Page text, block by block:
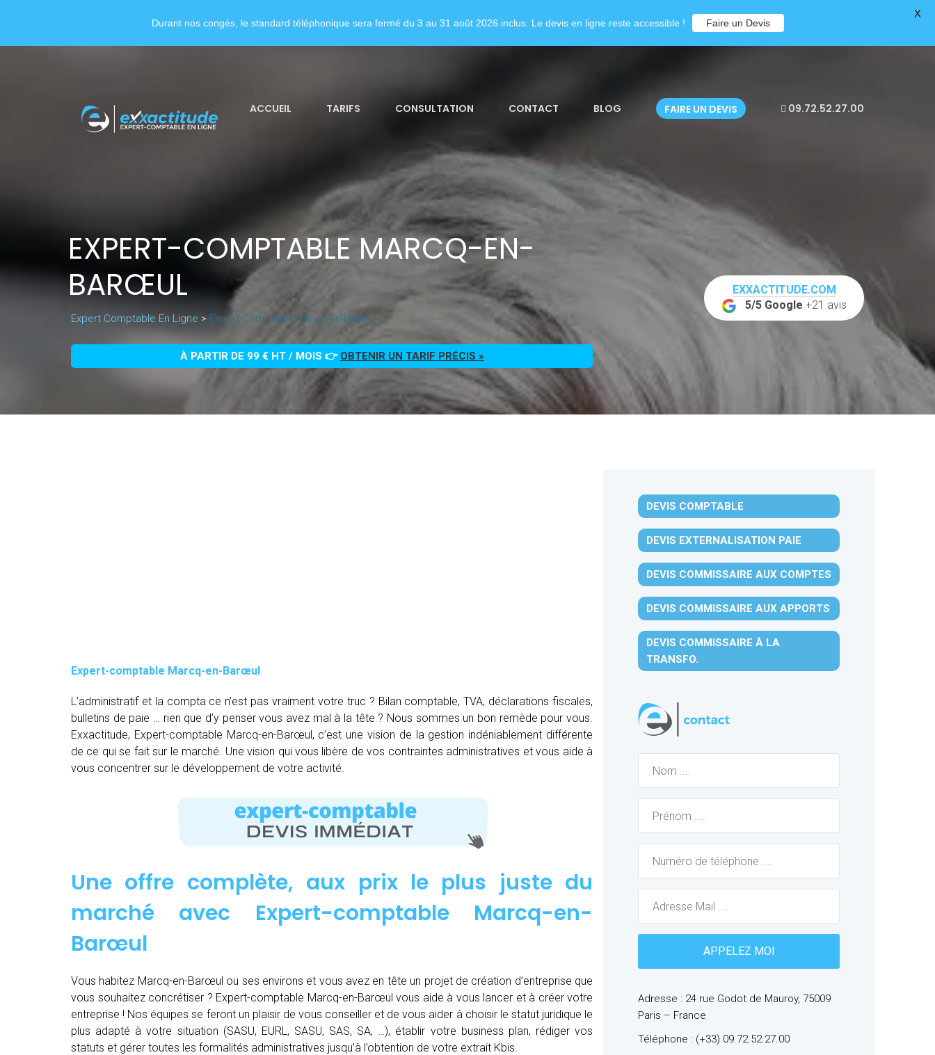
ACCUEIL TARIFS CONSULTATION CONTACT BLOG FAIRE UN DEVIS 09.72.52.27.00
EXPERT-COMPTABLE MARCQ-EN-
BARŒUL
Expert Comptable En Ligne > Expert-Comptable Marcq-En-Barœul
À PARTIR DE 99 € HT / MOIS 👉 OBTENIR UN TARIF PRÉCIS »
EXXACTITUDE.COM
5/5 Google +21 avis
Expert-comptable Marcq-en-Barœul
L’administratif et la compta ce n’est pas vraiment votre truc ? Bilan comptable, TVA, déclarations fiscales,
bulletins de paie … rien que d’y penser vous avez mal à la tête ? Nous sommes un bon remède pour vous.
Exxactitude, Expert-comptable Marcq-en-Barœul, c’est une vision de la gestion indéniablement différente
de ce qui se fait sur le marché. Une vision qui vous libère de vos contraintes administratives et vous aide à
vous concentrer sur le développement de votre activité.
Une offre complète, aux prix le plus juste du
marché avec Expert-comptable Marcq-en-
Barœul
Vous habitez Marcq-en-Barœul ou ses environs et vous avez en tête un projet de création d’entreprise que
vous souhaitez concrétiser ? Expert-comptable Marcq-en-Barœul vous aide à vous lancer et à créer votre
entreprise ! Nos équipes se feront un plaisir de vous conseiller et de vous aider à choisir le statut juridique le
plus adapté à votre situation (SASU, EURL, SASU, SAS, SA, …), établir votre business plan, rédiger vos
statuts et gérer toutes les formalités administratives jusqu’à l’obtention de votre extrait Kbis.
DEVIS COMPTABLE
DEVIS EXTERNALISATION PAIE
DEVIS COMMISSAIRE AUX COMPTES
DEVIS COMMISSAIRE AUX APPORTS
DEVIS COMMISSAIRE À LA
TRANSFO.
Adresse : 24 rue Godot de Mauroy, 75009
Paris – France
Téléphone : (+33) 09.72.52.27.00
Durant nos congés, le standard téléphonique sera fermé du 3 au 31 août 2026 inclus. Le devis en ligne reste accessible ! Faire un Devis
X